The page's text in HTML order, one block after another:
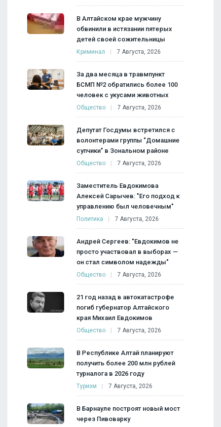
В Алтайском крае мужчину
обвинили в истязании пятерых
детей своей сожительницы
Криминал 7 Августа, 2026
За два месяца в травмпункт
БСМП №2 обратились более 100
человек с укусами животных
Общество 7 Августа, 2026
Депутат Госдумы встретился с
волонтерами группы "Домашние
супчики" в Зональном районе
Общество 7 Августа, 2026
Заместитель Евдокимова
Алексей Сарычев: "Его подход к
управлению был человечным"
Политика 7 Августа, 2026
Андрей Сергеев: "Евдокимов не
просто участвовал в выборах —
он стал символом надежды"
Общество 7 Августа, 2026
21 год назад в автокатастрофе
погиб губернатор Алтайского
края Михаил Евдокимов
Общество 7 Августа, 2026
В Республике Алтай планируют
получить более 200 млн рублей
турналога в 2026 году
Туризм 7 Августа, 2026
В Барнауле построят новый мост
через Пивоварку